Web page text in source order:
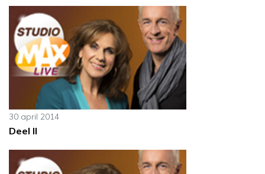
30 april 2014
Deel II